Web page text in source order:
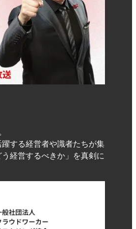
する経営者や識者たちが集
経営するべきか」を真剣に